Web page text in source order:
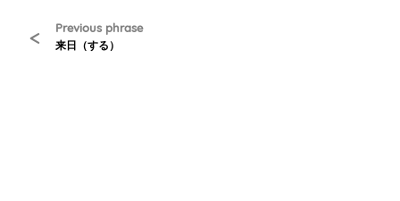
< Previous phrase
来日（する）